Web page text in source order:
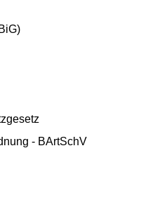
- BArtSchV